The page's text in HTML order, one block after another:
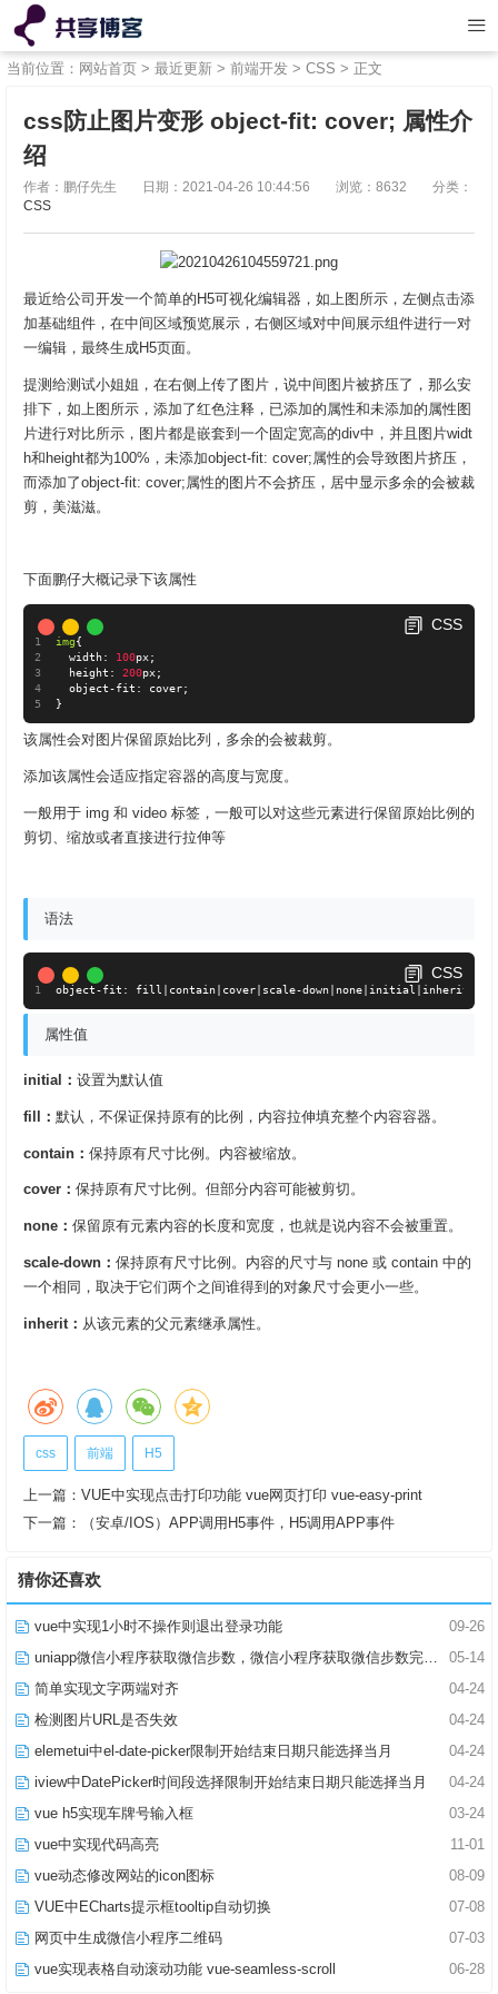
当前位置： 网站首页 > 最近更新 > 前端开发 > CSS > 正文
css防止图片变形 object-fit: cover; 属性介
绍
作者：鹏仔先生 日期：2021-04-26 10:44:56 浏览：8632
分类：
CSS
最近给公司开发一个简单的H5可视化编辑器，如上图所示，左侧点击添
加基础组件，在中间区域预览展示，右侧区域对中间展示组件进行一对
一编辑，最终生成H5页面。
提测给测试小姐姐，在右侧上传了图片，说中间图片被挤压了，那么安
排下，如上图所示，添加了红色注释，已添加的属性和未添加的属性图
片进行对比所示，图片都是嵌套到一个固定宽高的div中，并且图片widt
h和height都为100%，未添加object-fit: cover;属性的会导致图片挤压，
而添加了object-fit: cover;属性的图片不会挤压，居中显示多余的会被裁
剪，美滋滋。
下面鹏仔大概记录下该属性
CSS
img{
width: 100px;
height : 200px;
object-fit : cover;
}
该属性会对图片保留原始比列，多余的会被裁剪。
添加该属性会适应指定容器的高度与宽度。
一般用于 img 和 video 标签，一般可以对这些元素进行保留原始比例的
剪切、缩放或者直接进行拉伸等
语法
CSS
object-fit : fill|contain|cover|scale-down|none|initial|inherit
属性值
initial： 设置为默认值
fill： 默认，不保证保持原有的比例，内容拉伸填充整个内容容器。
contain： 保持原有尺寸比例。内容被缩放。
cover： 保持原有尺寸比例。但部分内容可能被剪切。
none： 保留原有元素内容的长度和宽度，也就是说内容不会被重置。
scale-down： 保持原有尺寸比例。内容的尺寸与 none 或 contain 中的
一个相同，取决于它们两个之间谁得到的对象尺寸会更小一些。
inherit： 从该元素的父元素继承属性。
css 前端 H5
上一篇： VUE中实现点击打印功能 vue网页打印 vue-easy-print
下一篇：
（安卓/IOS）APP调用H5事件，H5调用APP事件
猜你还喜欢
09-26
vue中实现1小时不操作则退出登录功能
05-14
uniapp微信小程序获取微信步数，微信小程序获取微信步数完整版
04-24
简单实现文字两端对齐
04-24
检测图片URL是否失效
04-24
elemetui中el-date-picker限制开始结束日期只能选择当月
04-24
iview中DatePicker时间段选择限制开始结束日期只能选择当月
03-24
vue h5实现车牌号输入框
11-01
vue中实现代码高亮
08-09
vue动态修改网站的icon图标
07-08
VUE中ECharts提示框tooltip自动切换
07-03
网页中生成微信小程序二维码
06-28
vue实现表格自动滚动功能 vue-seamless-scroll